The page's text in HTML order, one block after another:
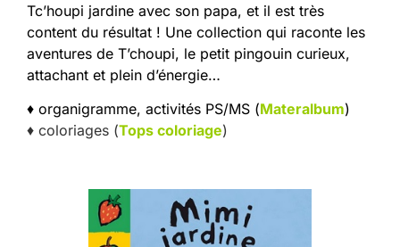
Tc’houpi jardine avec son papa, et il est très
content du résultat ! Une collection qui raconte les
aventures de T’choupi, le petit pingouin curieux,
attachant et plein d’énergie…
♦ organigramme, activités PS/MS (Materalbum)
♦ coloriages (Tops coloriage)